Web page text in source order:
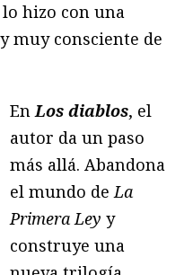
hizo con una
muy consciente de
EnLos diablos, el
autor da un paso
más allá. Abandona
el mundo deLa
Primera Ley y
construye una